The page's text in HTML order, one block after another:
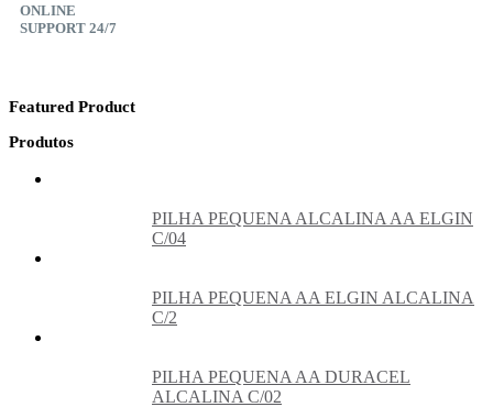
ONLINE
SUPPORT 24/7
Featured Product
Produtos
PILHA PEQUENA ALCALINA AA ELGIN
C/04
PILHA PEQUENA AA ELGIN ALCALINA
C/2
PILHA PEQUENA AA DURACEL
ALCALINA C/02